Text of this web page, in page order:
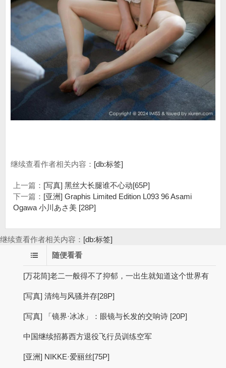
继续查看作者相关内容： [db:标签]
上一篇： [写真] 黑丝大长腿谁不心动[65P]
下一篇： [亚洲] Graphis Limited Edition L093 96 Asami
Ogawa 小川あさ美 [28P]
继续查看作者相关内容： [db:标签]
随便看看
[万花筒]老二一般得不了抑郁，一出生就知道这个世界有
[写真] 清纯与风骚并存[28P]
[写真] 「镜界·冰冰」：眼镜与长发的交响诗 [20P]
中国继续招募西方退役飞行员训练空军
[亚洲] NIKKE·爱丽丝[75P]